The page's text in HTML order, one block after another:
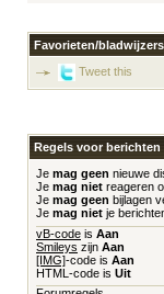
Favorieten/bladwijzers
Tweet this
Regels voor berichten
Je mag geen nieuwe
Je mag niet reageren
Je mag geen bijlagen
Je mag niet je
vB-code is Aan
Smileys zijn Aan
[IMG]-code is Aan
HTML-code is Uit